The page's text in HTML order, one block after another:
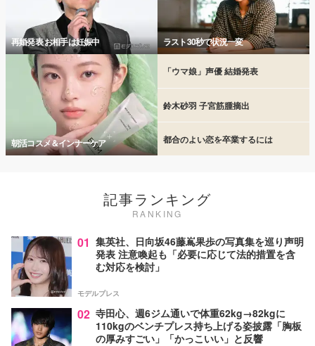
再婚発表 お相手は妊娠中 ラスト30秒で状況一変
朝活コスメ＆インナーケア
「ウマ娘」声優 結婚発表
鈴木砂羽 子宮筋腫摘出
都合のよい恋を卒業するには
記事ランキング
RANKING
01 集英社、日向坂46藤嶌果歩の写真集を巡り声明
発表 注意喚起も「必要に応じて法的措置を含
む対応を検討」
モデルプレス
02 寺田心、週6ジム通いで体重62kg→82kgに
110kgのベンチプレス持ち上げる姿披露「胸板
の厚みすごい」「かっこいい」と反響